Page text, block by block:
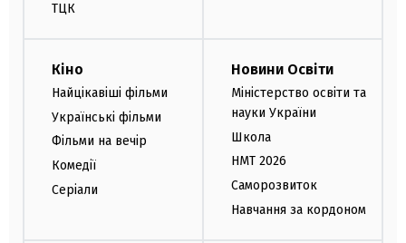
ТЦК
Кіно
Найцікавіші фільми
Українські фільми
Фільми на вечір
Комедії
Серіали
Новини Освіти
Міністерство освіти та
науки України
Школа
НМТ 2026
Саморозвиток
Навчання за кордоном